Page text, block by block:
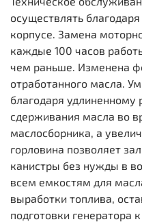
осуществлять
корпусе. Замена
каждые 100 часов
чем раньше. Изменена
отработанного масла.
благодаря
сдерживания масла во
маслосборника, а
горловина позволяет
канистры без нужды в
всем емкостям для
выработки топлива,
подготовки генератора